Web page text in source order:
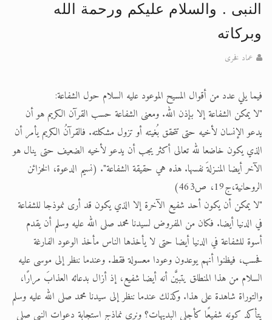
النبى . والسلام عليكم ورحمة الله
وبركاته
عماد فخرى
فيما يلي عدد من أقوال المسيح الموعود عليه السلام حول الشفاعة:
"لا يمكن الشفاعة إلا بإذن الله. ومعنى الشفاعة حسب القرآن الكريم هو أن
يدعو الإنسان لأخيه حتى تتحقق بُغيته أو تزول مشكلته. فالقرآنُ الكريم يأمر أن
الذي يكون خاضعا لله تعالى أكثر يجب أن يدعو لأخيه الضعيف حتى ينال هو
الآخر أيضا المنـزلةَ نفسها. هذه هي حقيقة الشفاعة". (نسيم الدعوة، الخزائن
الروحانية،ج19، ص463)
"لا يمكن أن يكون أحد شفيع الآخرة إلا الذي يكون قد أرى نموذجا للشفاعة
في الدنيا أيضا. فكان من المفروض لسيدنا محمد صلى الله عليه وسلم أن يقدم
أسوة للشفاعة في الدنيا أيضا حتى لا يأخذها الناس مأخذ الوعود الفارغة
فحسب، فيظنوا أنهم يوعدون وعودا معسولة فقط. وعندما ننظر إلى موسى عليه
السلام من هذا المنطلق يتبيَّن أنه أيضا شفيع، إذ أزال بدعائه العذابَ مرارًا،
والتوراة شاهدة على هذا. وكذلك عندما ننظر إلى سيدنا محمد صلى الله عليه وسلم
يتأكد كونه شفيعًا كأجلى البديهات؟ ونرى نماذج استجابة دعوات النبي صلى